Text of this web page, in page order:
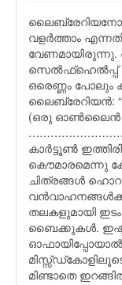
വളര്‍ത്താം
വേണമായിരുന്നു.
സെല്‍ഫ്ഹെല്‍പ്പ്
ഒരെണ്ണം പോലും
ലൈബ്രേറിയന്‍:
(ഒരു ഓണ്‍ലൈന്‍
കാര്‍ട്ടൂണ്‍
കൌമാരമെന്നു
ചിത്രങ്ങള്‍
തലകളുമായി
ബൈക്കുകള്‍.
മിണ്ടാതെ